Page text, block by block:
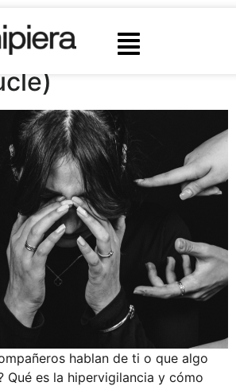
siento que todos
mí? (y cómo salir
hablan de ti o que algo
Qué es la hipervigilancia y cómo